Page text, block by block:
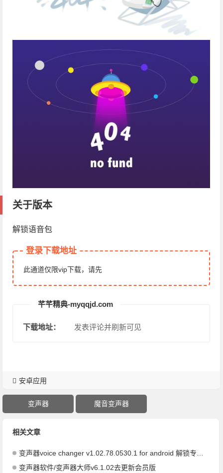
关于版本
解锁语音包
登录下载地址
此通道仅限vip下载，请先
芊芊精典-myqqjd.com
下载地址： 发表评论并刷新可见
安卓应用
变声器 魔音变声器
相关文章
变声器voice changer v1.02.78.0530.1 for android 解锁专业版
变声器软件/变声器大师v6.1.02去更新会员版